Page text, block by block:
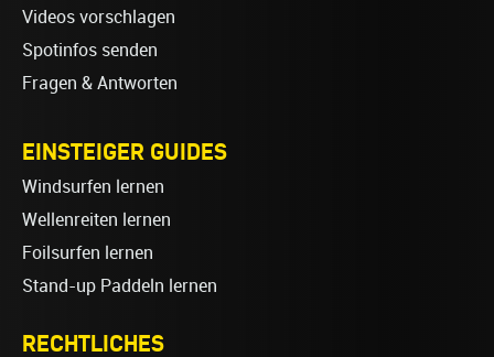
Videos vorschlagen
Spotinfos senden
Fragen & Antworten
EINSTEIGER GUIDES
Windsurfen lernen
Wellenreiten lernen
Foilsurfen lernen
Stand-up Paddeln lernen
RECHTLICHES